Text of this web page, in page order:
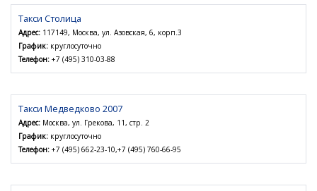
Такси Столица
Адрес: 117149, Москва, ул. Азовская, 6, корп.3
График: круглосуточно
Телефон: +7 (495) 310-03-88
Такси Медведково 2007
Адрес: Москва, ул. Грекова, 11, стр. 2
График: круглосуточно
Телефон: +7 (495) 662-23-10,+7 (495) 760-66-95